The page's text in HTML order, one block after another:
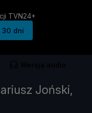
TVN24+
30 dni
Joński,